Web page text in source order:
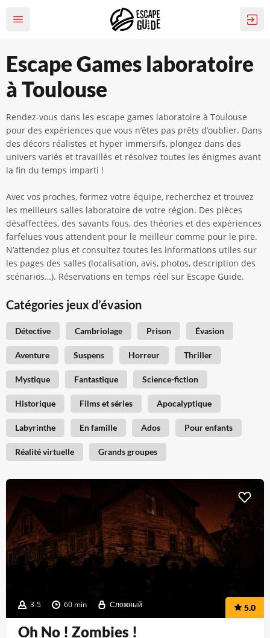
Escape Games laboratoire
à Toulouse
Rendez-vous dans les escape games laboratoire à Toulouse
pour des expériences que vous n’êtes pas prêts d’oublier. Dans
des décors réalistes et hyper immersifs, plongez dans des
univers variés et travaillés et résolvez toutes les énigmes avant
la fin du temps imparti !
Avec vos proches, formez votre équipe, recherchez et trouvez
les meilleurs salles laboratoire de votre région. Des pièces
désaffectées, des savants fous, des théories et des expériences
farfelues vous attendent pour le meilleur comme pour le pire.
N’attendez plus et consultez toutes les informations utiles sur
les pages des salles (localisation, avis, photos, description des
scénarios…). Réservations en temps réel sur Escape Guide.
Catégories jeux d’évasion
Détective Cambriolage Prison Évasion
Aventure Suspens Horreur Thriller
Mystique Fantastique Science-fiction
Historique Films et séries Apocalyptique
Labyrinthe En famille Ados Pour enfants
Réalité virtuelle Grands groupes
3-5 60 min Сложный 5.0
Oh No ! Zombies !